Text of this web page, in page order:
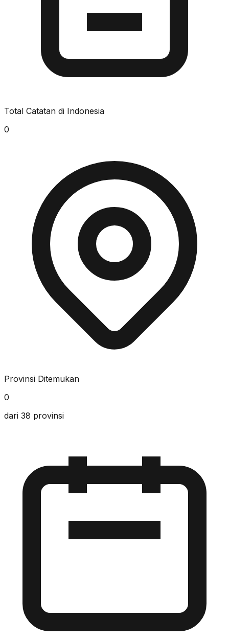
Total Catatan di Indonesia
0
Provinsi Ditemukan
0
dari 38 provinsi